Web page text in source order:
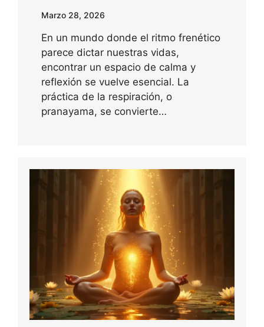
Marzo 28, 2026
En un mundo donde el ritmo frenético
parece dictar nuestras vidas,
encontrar un espacio de calma y
reflexión se vuelve esencial. La
práctica de la respiración, o
pranayama, se convierte…